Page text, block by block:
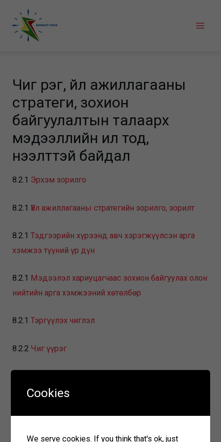
content
Чиг үүрэг, үйл ажиллагааны
стратеги, зохион
байгуулалтын талаарх
мэдээллийн ил тод,
нээлттэй байдал
8.2.1 Эрхэм зорилго
8.2.1Үйл ажиллагааны стратегийн зорилго, зорилт
8.2.1Тэдгээрийн хүрээнд авч хэрэгжүүлсэн арга
хэмжээ түүний үр дүн
8.2.1 Мэдээлэл хариуцагчаас зохион байгуулах олон
нийтийн арга хэмжээний хөтөлбөр
8.2.1Тэргүүлэх чиглэл
8.2.2 Чиг үүрэг
хариуцагчийн үйл ажиллагаанд хийсэн хяналт
шинжилгээ үнэлгээ
Cookies
We serve cookies. If you think that's ok, just